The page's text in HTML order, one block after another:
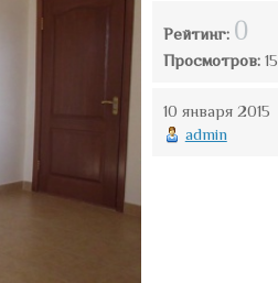
Рейтинг: 0
Просмотров:
10 января 2015
admin